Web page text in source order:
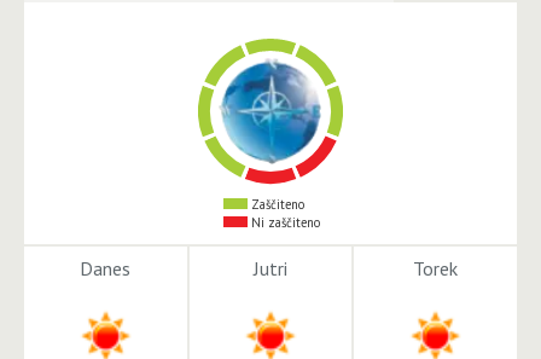
Zaščiteno
Ni zaščiteno
Danes Jutri Torek